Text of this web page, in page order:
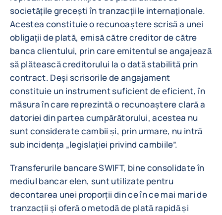
societățile grecești în tranzacțiile internaționale.
Acestea constituie o recunoaștere scrisă a unei
obligații de plată, emisă către creditor de către
banca clientului, prin care emitentul se angajează
să plătească creditorului la o dată stabilită prin
contract. Deși scrisorile de angajament
constituie un instrument suficient de eficient, în
măsura în care reprezintă o recunoaștere clară a
datoriei din partea cumpărătorului, acestea nu
sunt considerate cambii și, prin urmare, nu intră
sub incidența „legislației privind cambiile”.
Transferurile bancare SWIFT, bine consolidate în
mediul bancar elen, sunt utilizate pentru
decontarea unei proporții din ce în ce mai mari de
tranzacții și oferă o metodă de plată rapidă și